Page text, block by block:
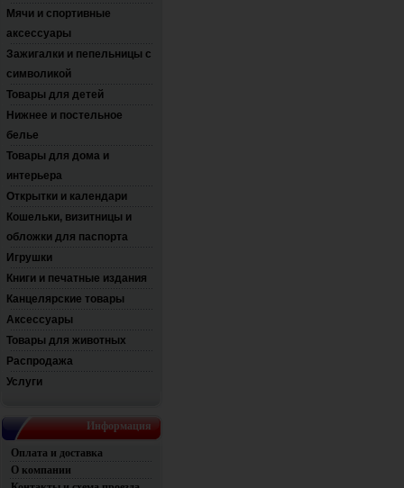
Мячи и спортивные
аксессуары
Зажигалки и пепельницы с
символикой
Товары для детей
Нижнее и постельное
белье
Товары для дома и
интерьера
Открытки и календари
Кошельки, визитницы и
обложки для паспорта
Игрушки
Книги и печатные издания
Канцелярские товары
Аксессуары
Товары для животных
Распродажа
Услуги
Информация
Оплата и доставка
О компании